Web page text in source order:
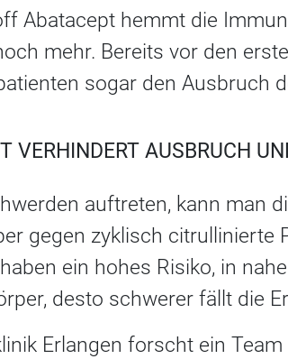
Abatacept hemmt die
mehr. Bereits vor den
sogar den Ausbruch
VERHINDERT AUSBRUCH
auftreten, kann man
gegen zyklisch citrullinierte
ein hohes Risiko, in
desto schwerer fällt die
Erlangen forscht ein